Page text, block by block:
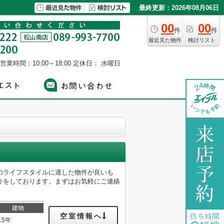
最終更新：2026年08月06日
00件
最近見た物件
00件
検討リスト
営業時間：10:00～18:00 定休日： 水曜日
イフスタイルに適した物件が良いも
しております。まずはお気軽にご連絡
建物
年
空室情報へ